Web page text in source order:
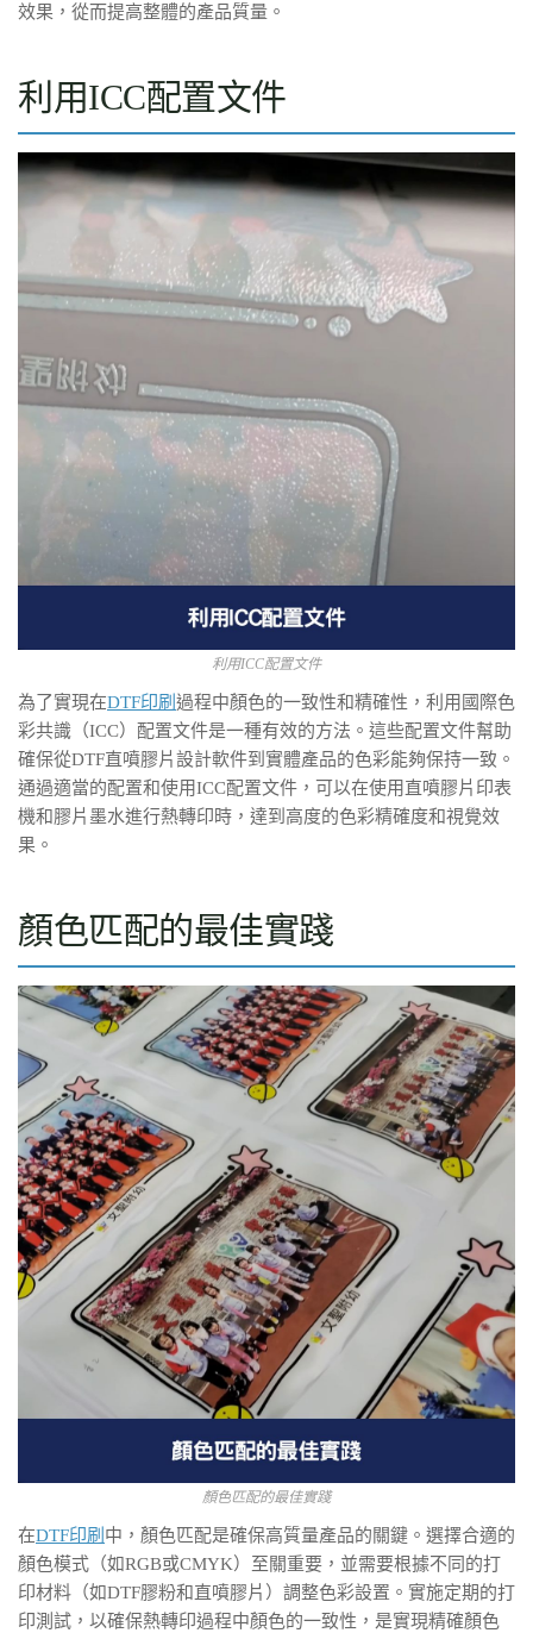
效果，從而提高整體的產品質量。
利用ICC配置文件
利用ICC配置文件
為了實現在DTF印刷 過程中顏色的一致性和精確性，利用國際色
彩共識（ICC）配置文件是一種有效的方法。這些配置文件幫助
確保從DTF直噴膠片設計軟件到實體產品的色彩能夠保持一致。
通過適當的配置和使用ICC配置文件，可以在使用直噴膠片印表
機和膠片墨水進行熱轉印時，達到高度的色彩精確度和視覺效
果。
顏色匹配的最佳實踐
顏色匹配的最佳實踐
在DTF印刷 中，顏色匹配是確保高質量產品的關鍵。選擇合適的
顏色模式（如RGB或CMYK）至關重要，並需要根據不同的打
印材料（如DTF膠粉和直噴膠片）調整色彩設置。實施定期的打
印測試，以確保熱轉印過程中顏色的一致性，是實現精確顏色